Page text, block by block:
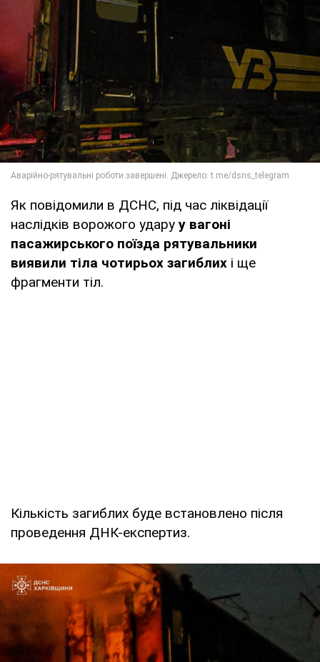
Як повідомили в ДСНС, під час ліквідації
наслідків ворожого удару у вагоні
пасажирського поїзда рятувальники
виявили тіла чотирьох загиблих і ще
фрагменти тіл.
Кількість загиблих буде встановлено після
проведення ДНК-експертиз.